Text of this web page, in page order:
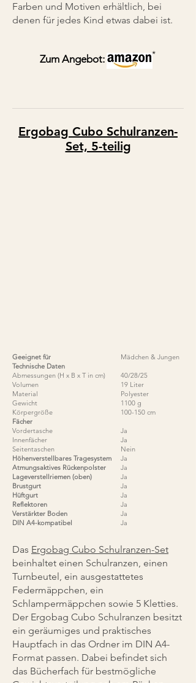
Farben und Motiven erhältlich, bei
denen für jedes Kind etwas dabei ist.
*
Zum Angebot:
Ergobag Cubo Schulranzen-
Set, 5-teilig
Geeignet für
Technische Daten
Abmessungen (H x B x T in cm)
Volumen
Material
Gewicht
Körpergröße
Fächer
Vordertasche
Innenfächer
Seitentaschen
Höhenverstellbares Tragesystem
Atmungsaktives Rückenpolster
Lageverstellriemen (oben)
Brustgurt
Hüftgurt
Reflektoren
Verstärkter Boden
DIN A4-kompatibel
Mädchen & Jungen
40/28/25
19 Liter
Polyester
1100 g
100-150 cm
Ja
Ja
Nein
Ja
Ja
Ja
Ja
Ja
Ja
Ja
Ja
Das Ergobag Cubo Schulranzen-Set
beinhaltet einen Schulranzen, einen
Turnbeutel, ein ausgestattetes
Federmäppchen, ein
Schlampermäppchen sowie 5 Kletties.
Der Ergobag Cubo Schulranzen besitzt
ein geräumiges und praktisches
Hauptfach in das Ordner im DIN A4-
Format passen. Dabei befindet sich
das Bücherfach für bestmögliche